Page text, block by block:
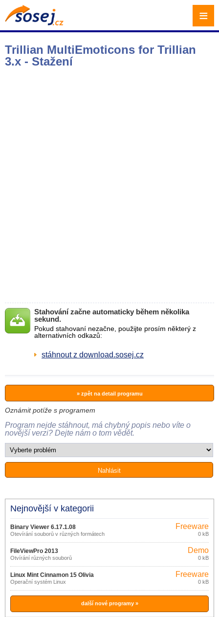
Trillian MultiEmoticons for Trillian
3.x - Stažení
Stahování začne automaticky během několika
sekund.
Pokud stahovaní nezačne, použijte prosím některý z
alternativních odkazů:
stáhnout z download.sosej.cz
» zpět na detail programu
Oznámit potíže s programem
Program nejde stáhnout, má chybný popis nebo víte o
novější verzi? Dejte nám o tom vědět.
Nejnovější v kategorii
Binary Viewer 6.17.1.08
Otevírání souborů v různých formátech
Freeware
0 kB
FileViewPro 2013
Otvírání různých souborů
Demo
0 kB
Linux Mint Cinnamon 15 Olivia
Operační systém Linux
Freeware
0 kB
další nové programy »
≡